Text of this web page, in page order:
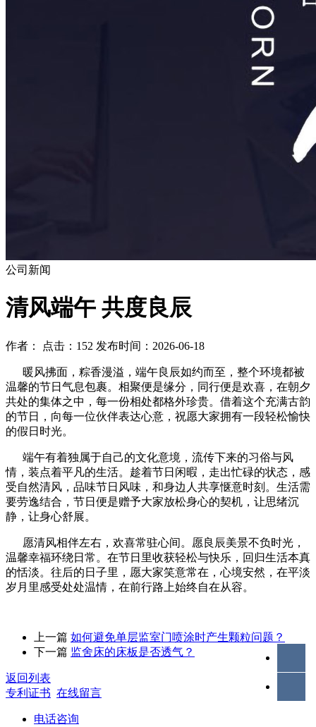
公司新闻
清风端午 共度良辰
作者： 点击：152 发布时间：2026-06-18
暖风拂面，粽香漫溢，端午良辰如约而至，整个环境都被
温馨的节日气息包裹。相聚便是缘分，同行便是欢喜，在朝夕
共处的集体之中，每一份相处都格外珍贵。借着这个充满古韵
的节日，向每一位伙伴表达心意，祝愿大家拥有一段轻松愉快
的假日时光。
端午有着独属于自己的文化意境，流传下来的习俗与风
情，装点着平凡的生活。趁着节日闲暇，走出忙碌的状态，感
受自然清风，品味节日风味，和身边人共享惬意时刻。生活需
要劳逸结合，节日便是赠予大家放松身心的契机，让思绪沉
静，让身心舒展。
愿清风相伴左右，欢喜常驻心间。愿良辰美景不负时光，
温馨幸福环绕日常。在节日里收获轻松与快乐，回归生活本真
的恬淡。往后的日子里，愿大家笑意常在，心境安然，在平淡
岁月里感受处处温情，在前行路上始终自在从容。
上一篇 ​如何避免单层监室门喷涂时产生颗粒问题？
下一篇 ​监舍床的床板是否透气？
返回列表
专利证书 在线留言
电话咨询